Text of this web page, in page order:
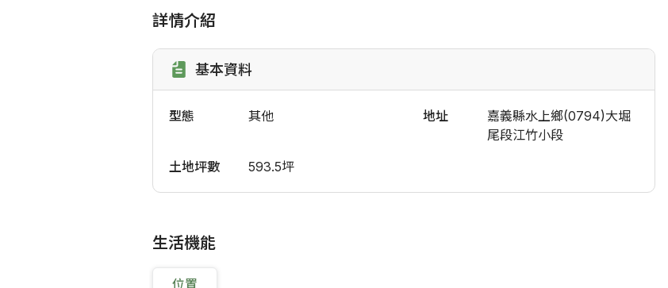
詳情介紹
基本資料
型態 其他 地址
嘉義縣水上鄉(0794)大堀
尾段江竹小段
土地坪數
593.5坪
生活機能
位置